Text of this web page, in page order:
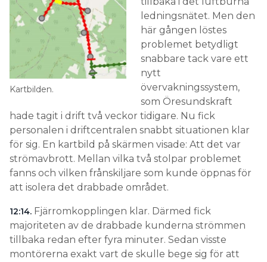
Kartbilden.
ledningsnätet. Men den
här gången löstes
problemet betydligt
snabbare tack vare ett
nytt
övervakningssystem,
som Öresundskraft
hade tagit i drift två veckor tidigare. Nu fick
personalen i driftcentralen snabbt situationen klar
för sig. En kartbild på skärmen visade: Att det var
strömavbrott. Mellan vilka två stolpar problemet
fanns och vilken frånskiljare som kunde öppnas för
att isolera det drabbade området.
12:14. Fjärromkopplingen klar. Därmed fick
majoriteten av de drabbade kunderna strömmen
tillbaka redan efter fyra minuter. Sedan visste
montörerna exakt vart de skulle bege sig för att